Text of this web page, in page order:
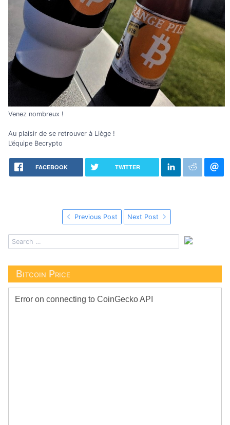
Venez nombreux !
Au plaisir de se retrouver à Liège !
L’équipe Becrypto
FACEBOOK TWITTER
Previous Post Next Post
Bitcoin Price